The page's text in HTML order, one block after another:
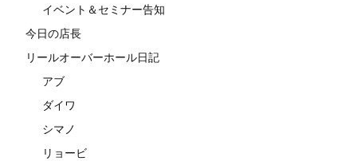
イベント＆セミナー告知
今日の店長
リールオーバーホール日記
アブ
ダイワ
シマノ
リョービ